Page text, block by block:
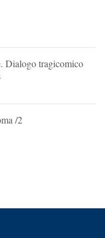
Dialogo tragicomico
/2